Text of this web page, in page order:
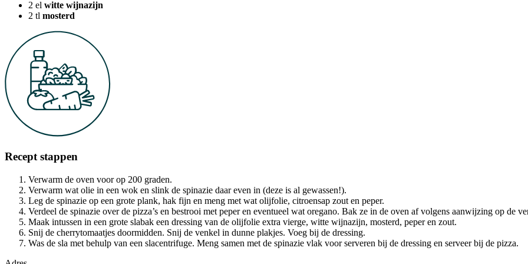
2 el witte wijnazijn
2 tl mosterd
Recept stappen
Verwarm de oven voor op 200 graden.
Verwarm wat olie in een wok en slink de spinazie daar even in (deze is al gewassen!).
Leg de spinazie op een grote plank, hak fijn en meng met wat olijfolie, citroensap zout en peper.
Verdeel de spinazie over de pizza’s en bestrooi met peper en eventueel wat oregano. Bak ze in de oven af volgens aanwijzing op de
Maak intussen in een grote slabak een dressing van de olijfolie extra vierge, witte wijnazijn, mosterd, peper en zout.
Snij de cherrytomaatjes doormidden. Snij de venkel in dunne plakjes. Voeg bij de dressing.
Was de sla met behulp van een slacentrifuge. Meng samen met de spinazie vlak voor serveren bij de dressing en serveer bij de pizza.